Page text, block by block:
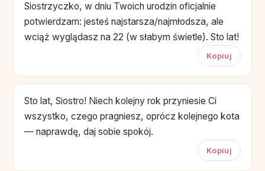
Siostrzyczko, w dniu Twoich urodzin oficjalnie
potwierdzam: jesteś najstarsza/najmłodsza, ale
wciąż wyglądasz na 22 (w słabym świetle). Sto lat!
Kopiuj
Sto lat, Siostro! Niech kolejny rok przyniesie Ci
wszystko, czego pragniesz, oprócz kolejnego kota
— naprawdę, daj sobie spokój.
Kopiuj